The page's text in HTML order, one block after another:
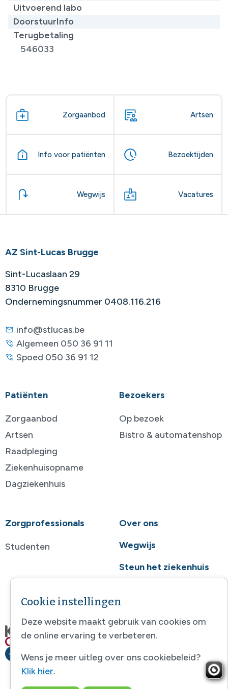
Uitvoerend labo
DoorstuurInfo
Terugbetaling
546033
Zorgaanbod Artsen
Info voor patiënten Bezoektijden
Wegwijs Vacatures
AZ Sint-Lucas Brugge
Sint-Lucaslaan 29
8310 Brugge
Ondernemingsnummer 0408.116.216
info@stlucas.be
Algemeen 050 36 91 11
Spoed 050 36 91 12
Patiënten
Zorgaanbod
Artsen
Raadpleging
Ziekenhuisopname
Dagziekenhuis
Bezoekers
Op bezoek
Bistro & automatenshop
Zorgprofessionals
Studenten
Over ons
Wegwijs
Steun het ziekenhuis
Cookie instellingen
Deze website maakt gebruik van cookies om
de online ervaring te verbeteren.
Wens je meer uitleg over ons cookiebeleid?
Klik hier.